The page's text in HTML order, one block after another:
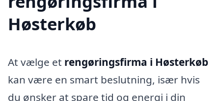
Høsterkøb
At vælge et rengøringsfirma i Høsterkøb
kan være en smart beslutning, især hvis
du ønsker at spare tid og energi i din